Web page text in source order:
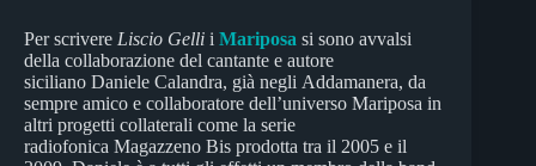
Per scrivere Liscio Gelli i Mariposa si sono avvalsi
della collaborazione del cantante e autore
siciliano Daniele Calandra, già negli Addamanera, da
sempre amico e collaboratore dell’universo Mariposa in
altri progetti collaterali come la serie
radiofonica Magazzeno Bis prodotta tra il 2005 e il